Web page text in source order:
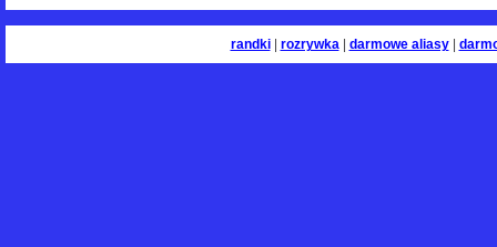
randki| rozrywka| darmowe aliasy|